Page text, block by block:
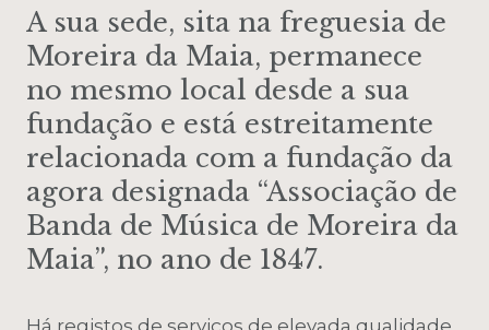
A sua sede, sita na freguesia de
Moreira da Maia, permanece
no mesmo local desde a sua
fundação e está estreitamente
relacionada com a fundação da
agora designada “Associação de
Banda de Música de Moreira da
Maia”, no ano de 1847.